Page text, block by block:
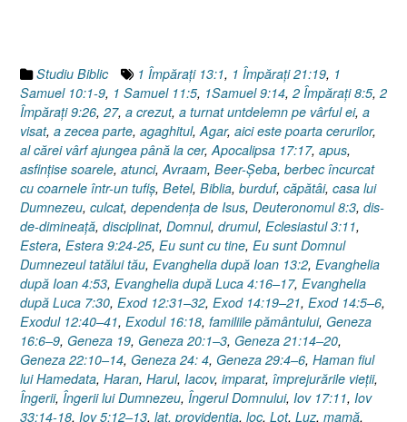
Studiu Biblic 1 Împăraţi 13:1, 1 Împăraţi 21:19, 1
Samuel 10:1-9, 1 Samuel 11:5, 1Samuel 9:14, 2 Împăraţi 8:5, 2
Împăraţi 9:26, 27, a crezut, a turnat untdelemn pe vârful ei, a
visat, a zecea parte, agaghitul,Agar, aici este poarta cerurilor,
al cărei vârf ajungea până la cer,Apocalipsa 17:17, apus,
asfinţise soarele, atunci,Avraam, Beer-Şeba, berbec încurcat
cu coarnele într-un tufiş, Betel, Biblia, burduf, căpătâi, casa lui
Dumnezeu, culcat, dependenţa de Isus, Deuteronomul 8:3, dis-
de-dimineaţă, disciplinat, Domnul, drumul, Eclesiastul 3:11,
Estera, Estera 9:24-25, Eu sunt cu tine, Eu sunt Domnul
Dumnezeul tatălui tău, Evanghelia după Ioan 13:2, Evanghelia
după Ioan 4:53, Evanghelia după Luca 4:16–17, Evanghelia
după Luca 7:30, Exod 12:31–32, Exod 14:19–21, Exod 14:5–6,
Exodul 12:40–41, Exodul 16:18, familiile pământului, Geneza
16:6–9, Geneza 19, Geneza 20:1–3, Geneza 21:14–20,
Geneza 22:10–14, Geneza 24: 4, Geneza 29:4–6, Haman fiul
lui Hamedata, Haran, Harul, Iacov, imparat, împrejurările vieţii,
Îngerii, Îngerii lui Dumnezeu, Îngerul Domnului, Iov 17:11, Iov
33:14-18, Iov 5:12–13, lat. providentia, loc, Lot, Luz, mamă,